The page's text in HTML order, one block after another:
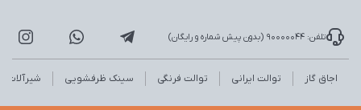
تلفن: 90000044 (بدون پیش شماره و رایگان)
اجاق گاز توالت ایرانی توالت فرنگی سینک ظرفشویی شیرآلات